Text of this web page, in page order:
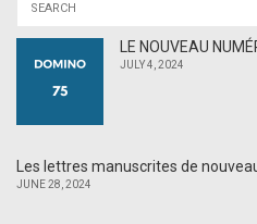
LE NOUVEAU
JULY 4, 2024
Les lettres manuscrites de
JUNE 28, 2024